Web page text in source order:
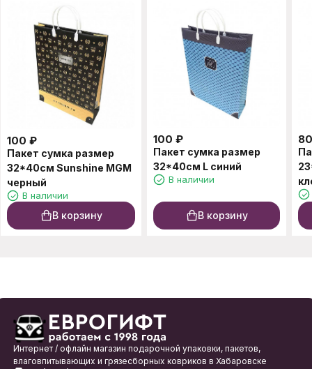
100 ₽
Пакет сумка размер
32*40см Sunshine MGM
черный
В наличии
В корзину
100 ₽
Пакет сумка размер
32*40см L синий
В наличии
В корзину
80
Интернет / офлайн магазин подарочной упаковки, пакетов,
влаговпитывающих и грязесборных ковриков в Хабаровске